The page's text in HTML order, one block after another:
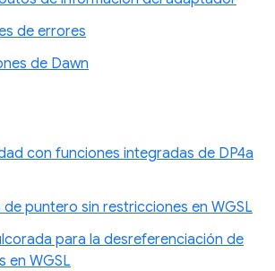
de errores
de Dawn
con funciones integradas de DP4a
puntero sin restricciones en WGSL
para la desreferenciación de
en WGSL